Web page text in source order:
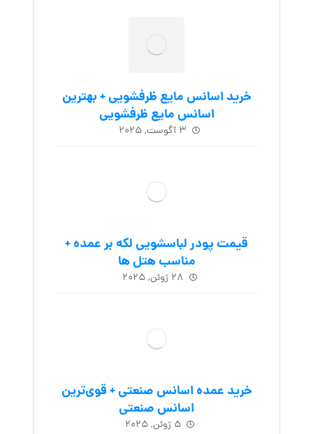
خرید اسانس مایع ظرفشویی + بهترین
اسانس مایع ظرفشویی
۳ آگوست, ۲۰۲۵
قیمت پودر لباسشویی لکه بر عمده +
مناسب هتل ها
۲۸ ژوئن, ۲۰۲۵
خرید عمده اسانس صنعتی + قوی‌ترین
اسانس‌ صنعتی
۵ ژوئن, ۲۰۲۵